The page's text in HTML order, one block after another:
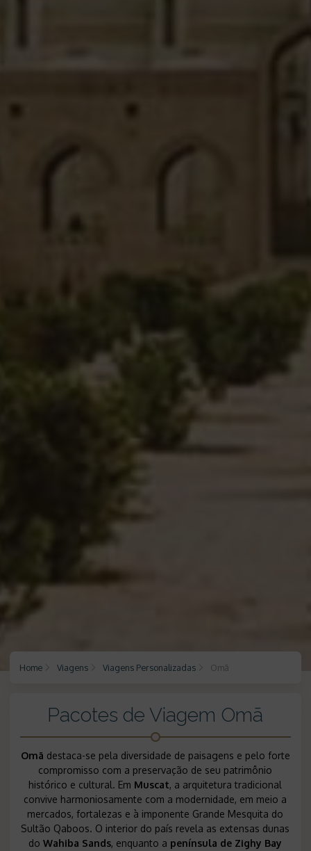
Home Viagens Viagens Personalizadas Omã
Pacotes de Viagem Omã
Omã destaca-se pela diversidade de paisagens e pelo forte
compromisso com a preservação de seu patrimônio
histórico e cultural. Em Muscat, a arquitetura tradicional
convive harmoniosamente com a modernidade, em meio a
mercados, fortalezas e à imponente Grande Mesquita do
Sultão Qaboos. O interior do país revela as extensas dunas
doWahiba Sands, enquanto a península de Zighy Bay